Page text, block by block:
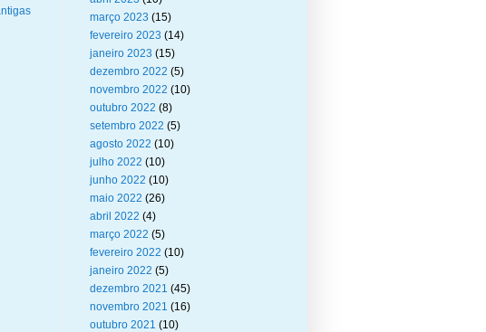
março 2023 (15)
fevereiro 2023 (14)
janeiro 2023 (15)
dezembro 2022 (5)
novembro 2022 (10)
outubro 2022 (8)
setembro 2022 (5)
agosto 2022 (10)
julho 2022 (10)
junho 2022 (10)
maio 2022 (26)
abril 2022 (4)
março 2022 (5)
fevereiro 2022 (10)
janeiro 2022 (5)
dezembro 2021 (45)
novembro 2021 (16)
outubro 2021 (10)